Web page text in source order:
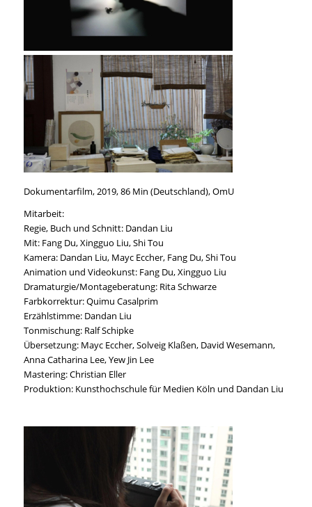
Dokumentarfilm, 2019, 86 Min (Deutschland), OmU
Mitarbeit:
Regie, Buch und Schnitt: Dandan Liu
Mit: Fang Du, Xingguo Liu, Shi Tou
Kamera: Dandan Liu, Mayc Eccher, Fang Du, Shi Tou
Animation und Videokunst: Fang Du, Xingguo Liu
Dramaturgie/Montageberatung: Rita Schwarze
Farbkorrektur: Quimu Casalprim
Erzählstimme: Dandan Liu
Tonmischung: Ralf Schipke
Übersetzung: Mayc Eccher, Solveig Klaßen, David Wesemann,
Anna Catharina Lee, Yew Jin Lee
Mastering: Christian Eller
Produktion: Kunsthochschule für Medien Köln und Dandan Liu